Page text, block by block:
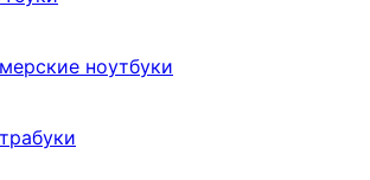
ноутбуки